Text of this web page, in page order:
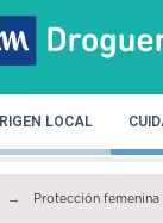
LOCAL
Protección femenina